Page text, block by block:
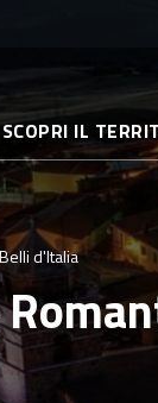
SCOPRI IL
d'Italia